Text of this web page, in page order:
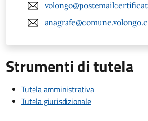
Strumenti di tutela
Tutela amministrativa
Tutela giurisdizionale